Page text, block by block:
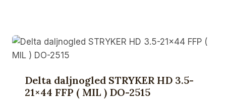
€849,00.
Delta daljnogled STRYKER HD 3.5-
21×44 FFP ( MIL ) DO-2515